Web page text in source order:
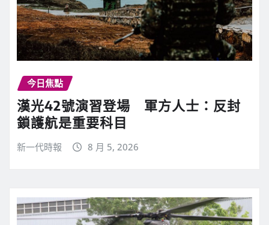
今日焦點
漢光42號演習登場 軍方人士：反封
鎖護航是重要科目
新一代時報 8 月 5, 2026